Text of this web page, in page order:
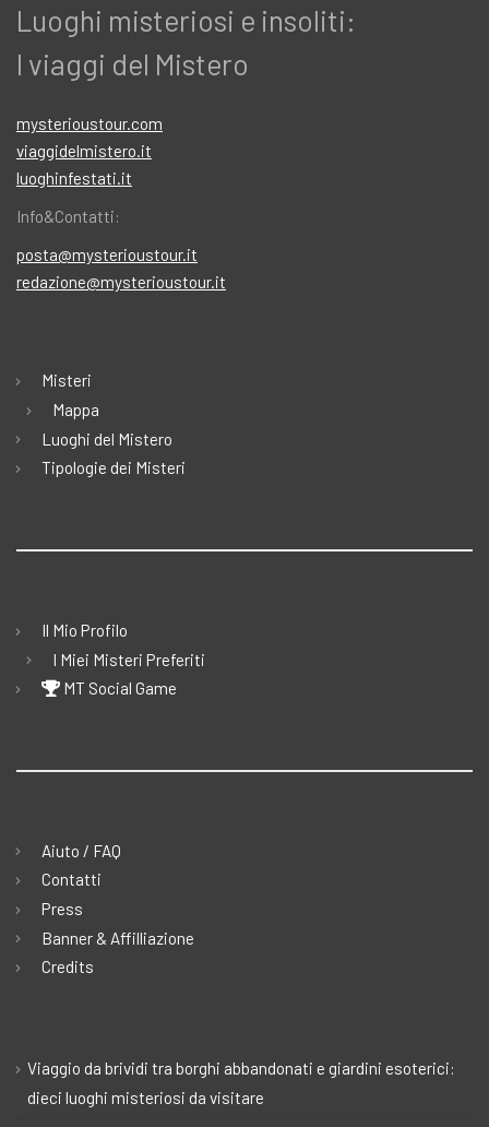
Luoghi misteriosi e insoliti:
I viaggi del Mistero
mysterioustour.com
viaggidelmistero.it
luoghinfestati.it
Info&Contatti:
posta@mysterioustour.it
redazione@mysterioustour.it
Misteri
Mappa
Luoghi del Mistero
Tipologie dei Misteri
Il Mio Profilo
I Miei Misteri Preferiti
MT Social Game
Aiuto / FAQ
Contatti
Press
Banner & Affilliazione
Credits
Viaggio da brividi tra borghi abbandonati e giardini esoterici:
dieci luoghi misteriosi da visitare